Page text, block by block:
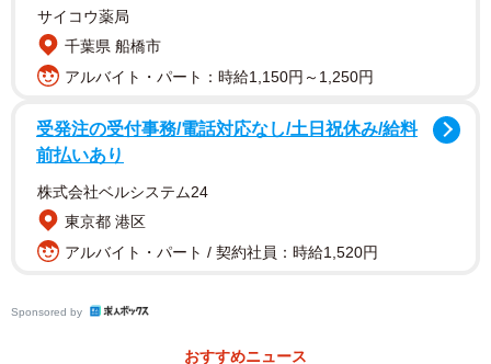
現在の一条さんは、医学部で学びながら、モデルやMCとし
たから今の自分があると感じる」と振り返ります。
サイコウ薬局
千葉県 船橋市
アルバイト・パート：時給1,150円～1,250円
受発注の受付事務/電話対応なし/土日祝休み/給料
前払いあり
株式会社ベルシステム24
東京都 港区
アルバイト・パート / 契約社員：時給1,520円
Sponsored by
おすすめニュース